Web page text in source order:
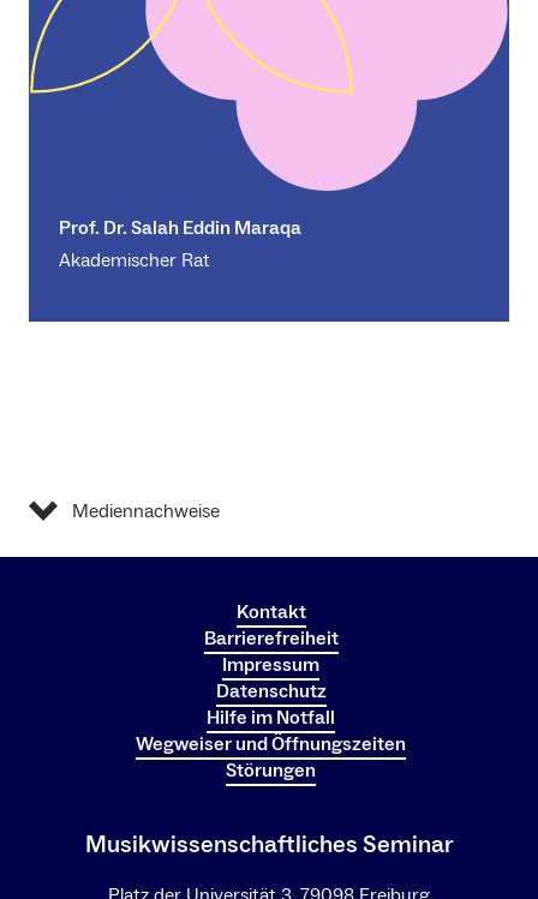
Prof. Dr. Salah Eddin Maraqa
Akademischer Rat
Mediennachweise
Kontakt
Barrierefreiheit
Impressum
Datenschutz
Hilfe im Notfall
Wegweiser und Öffnungszeiten
Störungen
Musikwissenschaftliches Seminar